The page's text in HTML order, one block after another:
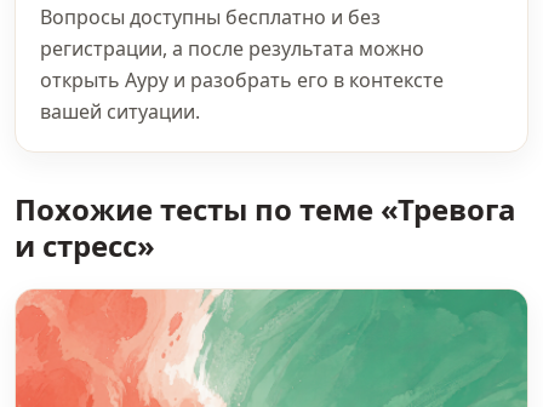
Вопросы доступны бесплатно и без
регистрации, а после результата можно
открыть Ауру и разобрать его в контексте
вашей ситуации.
Похожие тесты по теме «Тревога
и стресс»